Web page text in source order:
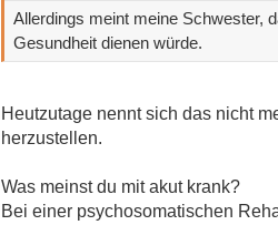
Allerdings meint meine Schwester,
Gesundheit dienen würde.
Heutzutage nennt sich das nicht
herzustellen.
Was meinst du mit akut krank?
Bei einer psychosomatischen